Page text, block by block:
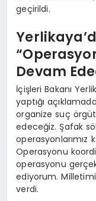
geçirildi.
Devam
İçişleri Bakanı
yaptığı
organize suç
edeceğiz. Şafak
operasyonlarımız
Operasyonu
operasyonu
ediyorum.
verdi.